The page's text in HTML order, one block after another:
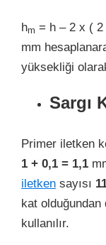
hm = h – 2 x (
mm
yüksekliği
Sargı
Primer iletken
1 + 0,1 = 1,1
iletken sayısı
kat olduğundan
kullanılır.